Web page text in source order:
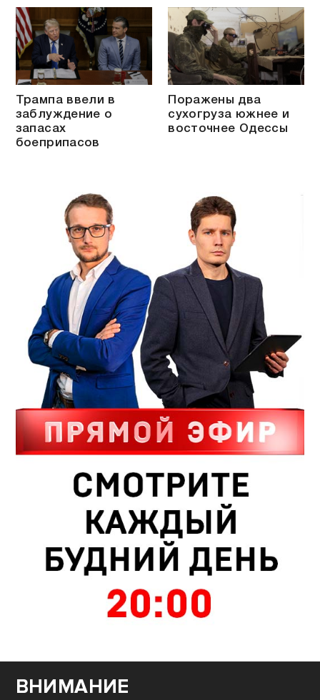
Трампа ввели в
заблуждение о
запасах
боеприпасов
Поражены два
сухогруза южнее и
восточнее Одессы
ВНИМАНИЕ